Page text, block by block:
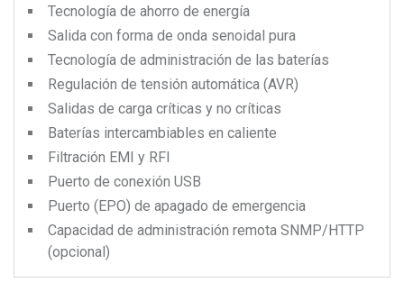
Tecnología de ahorro de energía
Salida con forma de onda senoidal pura
Tecnología de administración de las baterías
Regulación de tensión automática (AVR)
Salidas de carga críticas y no críticas
Baterías intercambiables en caliente
Filtración EMI y RFI
Puerto de conexión USB
Puerto (EPO) de apagado de emergencia
Capacidad de administración remota SNMP/HTTP
(opcional)